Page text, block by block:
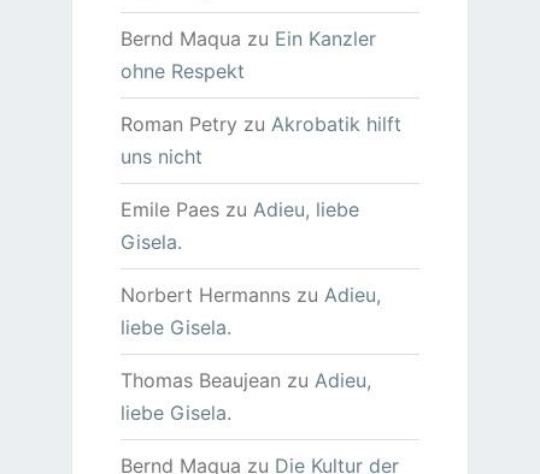
Bernd Maqua zu Ein Kanzler
ohne Respekt
Roman Petry zu Akrobatik hilft
uns nicht
Emile Paeszu Adieu, liebe
Gisela.
Norbert Hermannszu Adieu,
liebe Gisela.
Thomas Beaujean zu Adieu,
liebe Gisela.
Bernd Maqua zu Die Kultur der